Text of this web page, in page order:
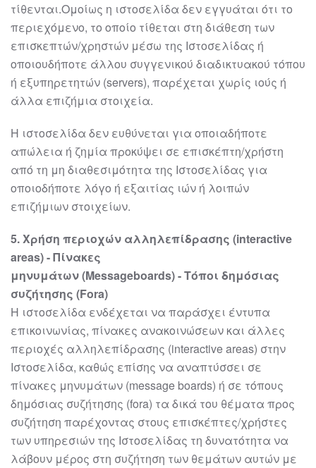
τίθενται.Ομοίως η ιστοσελίδα δεν εγγυάται ότι το
περιεχόμενο, το οποίο τίθεται στη διάθεση των
επισκεπτών/χρηστών μέσω της Ιστοσελίδας ή
οποιουδήποτε άλλου συγγενικού διαδικτυακού τόπου
ή εξυπηρετητών (servers), παρέχεται χωρίς ιούς ή
άλλα επιζήμια στοιχεία.
Η ιστοσελίδα δεν ευθύνεται για οποιαδήποτε
απώλεια ή ζημία προκύψει σε επισκέπτη/χρήστη
από τη μη διαθεσιμότητα της Ιστοσελίδας για
οποιοδήποτε λόγο ή εξαιτίας ιών ή λοιπών
επιζήμιων στοιχείων.
5. Χρήση περιοχών αλληλεπίδρασης (interactive
areas)-Πίνακες
μηνυμάτων(Messageboards)-Τόποι δημόσιας
συζήτησης (Fora)
Η ιστοσελίδα ενδέχεται να παράσχει έντυπα
επικοινωνίας, πίνακες ανακοινώσεων και άλλες
περιοχές αλληλεπίδρασης (interactive areas) στην
Ιστοσελίδα, καθώς επίσης να αναπτύσσει σε
πίνακες μηνυμάτων (message boards) ή σε τόπους
δημόσιας συζήτησης (fora) τα δικά του θέματα προς
συζήτηση παρέχοντας στους επισκέπτες/χρήστες
των υπηρεσιών της Ιστοσελίδας τη δυνατότητα να
λάβουν μέρος στη συζήτηση των θεμάτων αυτών με